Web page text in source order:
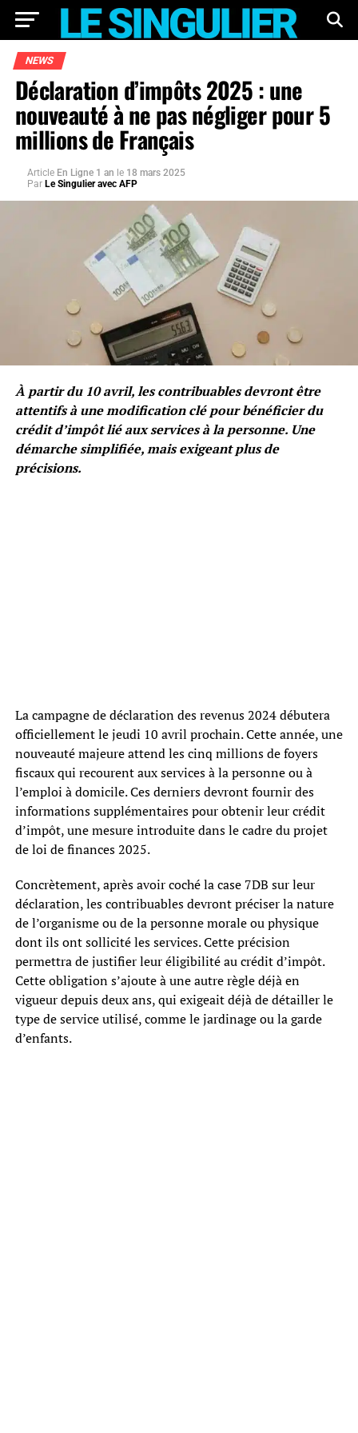
NEWS
Déclaration d’impôts 2025 : une
nouveauté à ne pas négliger pour 5
millions de Français
Article En Ligne 1 an le 18 mars 2025
Par Le Singulier avec AFP
À partir du 10 avril, les contribuables devront être
attentifs à une modification clé pour bénéficier du
crédit d’impôt lié aux services à la personne. Une
démarche simplifiée, mais exigeant plus de
précisions.
La campagne de déclaration des revenus 2024 débutera
officiellement le jeudi 10 avril prochain. Cette année, une
nouveauté majeure attend les cinq millions de foyers
fiscaux qui recourent aux services à la personne ou à
l’emploi à domicile. Ces derniers devront fournir des
informations supplémentaires pour obtenir leur crédit
d’impôt, une mesure introduite dans le cadre du projet
de loi de finances 2025.
Concrètement, après avoir coché la case 7DB sur leur
déclaration, les contribuables devront préciser la nature
de l’organisme ou de la personne morale ou physique
dont ils ont sollicité les services. Cette précision
permettra de justifier leur éligibilité au crédit d’impôt.
Cette obligation s’ajoute à une autre règle déjà en
vigueur depuis deux ans, qui exigeait déjà de détailler le
type de service utilisé, comme le jardinage ou la garde
d’enfants.